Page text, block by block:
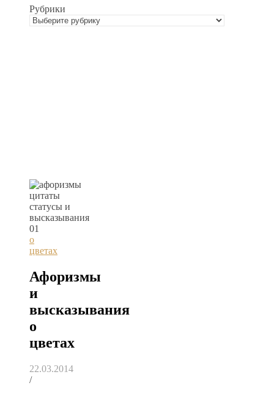
Рубрики
о
цветах
Афоризмы
и
высказывания
о
цветах
22.03.2014
/